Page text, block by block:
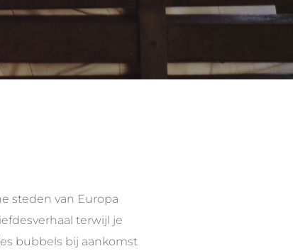
steden van Europa
terwijl je
bubbels bij aankomst